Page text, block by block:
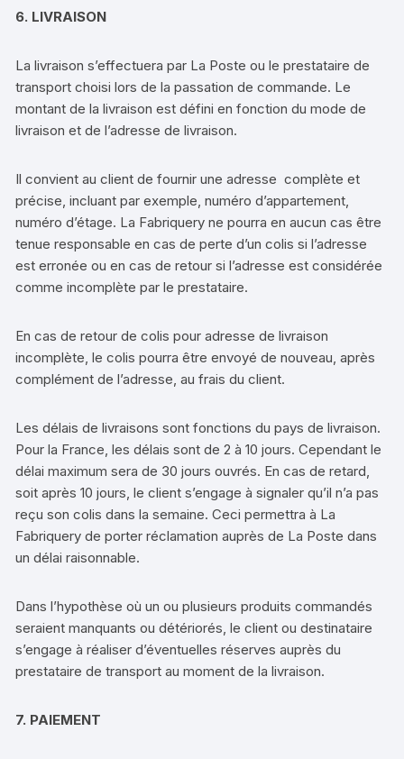
6. LIVRAISON
La livraison s’effectuera par La Poste ou le prestataire de
transport choisi lors de la passation de commande. Le
montant de la livraison est défini en fonction du mode de
livraison et de l’adresse de livraison.
Il convient au client de fournir une adresse complète et
précise, incluant par exemple, numéro d’appartement,
numéro d’étage. La Fabriquery ne pourra en aucun cas être
tenue responsable en cas de perte d’un colis si l’adresse
est erronée ou en cas de retour si l’adresse est considérée
comme incomplète par le prestataire.
En cas de retour de colis pour adresse de livraison
incomplète, le colis pourra être envoyé de nouveau, après
complément de l’adresse, au frais du client.
Les délais de livraisons sont fonctions du pays de livraison.
Pour la France, les délais sont de 2 à 10 jours. Cependant le
délai maximum sera de 30 jours ouvrés. En cas de retard,
soit après 10 jours, le client s’engage à signaler qu’il n’a pas
reçu son colis dans la semaine. Ceci permettra à La
Fabriquery de porter réclamation auprès de La Poste dans
un délai raisonnable.
Dans l’hypothèse où un ou plusieurs produits commandés
seraient manquants ou détériorés, le client ou destinataire
s’engage à réaliser d’éventuelles réserves auprès du
prestataire de transport au moment de la livraison.
7. PAIEMENT